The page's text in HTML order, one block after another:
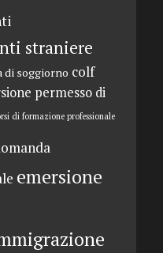
straniere
di soggiorno colf
permesso di
di formazione professionale
emersione